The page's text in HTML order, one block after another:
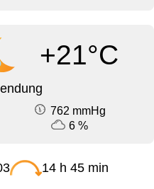
+21°C
762 mmHg
6 %
14 h 45 min